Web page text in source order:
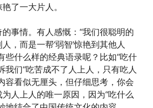
了一大片人。
事情。有人感慨：“我们很聪明的
，而是一帮‘弱智’惊艳到其他人
些什么样的经典语录呢？比如“吃什
我们“吃苦成不了人上人，只有吃人
容看似无厘头，但仔细思考，你会
人上人的唯一原因，因为“吃什么